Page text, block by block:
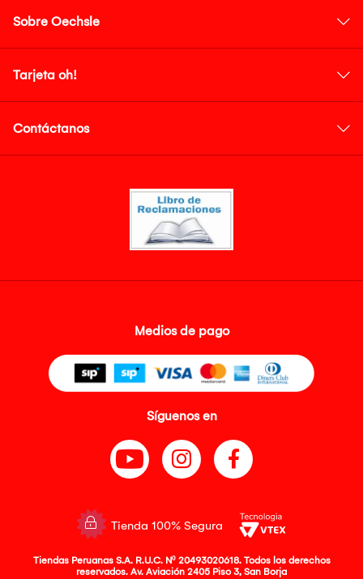
Sobre Oechsle
Tarjeta oh!
Contáctanos
Medios de pago
Síguenos en
Tienda 100% Segura
Tiendas Peruanas S.A. R.U.C. Nº 20493020618. Todos los derechos
reservados. Av. Aviación 2405 Piso 3, San Borja